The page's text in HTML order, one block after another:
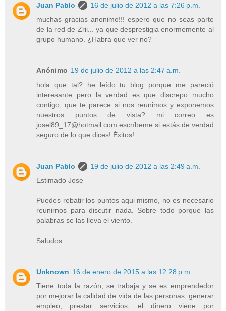
Juan Pablo
16 de julio de 2012 a las 7:26 p.m.
muchas gracias anonimo!!! espero que no seas parte
de la red de Zrii... ya que desprestigia enormemente al
grupo humano. ¿Habra que ver no?
Anónimo 19 de julio de 2012 a las 2:47 a.m.
hola que tal? he leído tu blog porque me pareció
interesante pero la verdad es que discrepo mucho
contigo, que te parece si nos reunimos y exponemos
nuestros puntos de vista? mi correo es
josel89_17@hotmail.com escríbeme si estás de verdad
seguro de lo que dices! Éxitos!
Juan Pablo
19 de julio de 2012 a las 2:49 a.m.
Estimado Jose
Puedes rebatir los puntos aqui mismo, no es necesario
reunirnos para discutir nada. Sobre todo porque las
palabras se las lleva el viento.
Saludos
Unknown 16 de enero de 2015 a las 12:28 p.m.
Tiene toda la razón, se trabaja y se es emprendedor
por mejorar la calidad de vida de las personas, generar
empleo, prestar servicios, el dinero viene por